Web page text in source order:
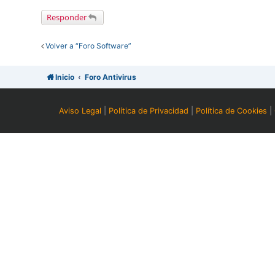
Responder
Volver a “Foro Software”
Inicio Foro Antivirus
Aviso Legal Política de Privacidad Política de Cookies